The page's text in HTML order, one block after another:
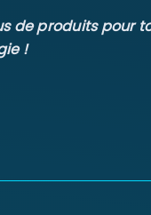
de produits pour
!